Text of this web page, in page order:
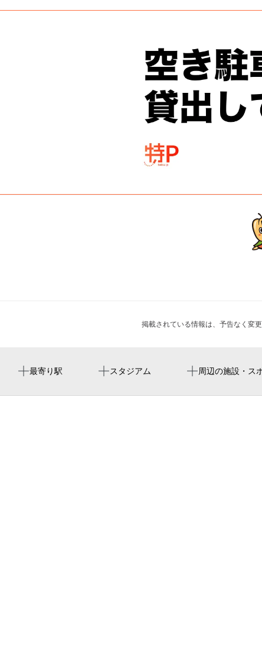
掲載されている情報は、予告なく変
最寄り駅 スタジアム 周辺の施設・ス
祇園駅
福岡市営平和台陸上競技場
オルガ・ル・ボン・ボン ドーナツ 博多店
萬行寺
グルメストリート『KUOHKA（くおうか）』開業1周年！